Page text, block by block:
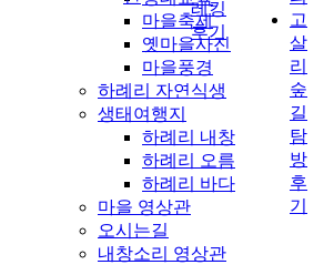
마을축제
옛마을사진
마을풍경
하례리 자연식생
생태여행지
하례리 내창
하례리 오름
하례리 바다
마을 영상관
오시는길
내창소리 영상관
레킹
후기
고
살
리
숲
길
탐
방
후
기